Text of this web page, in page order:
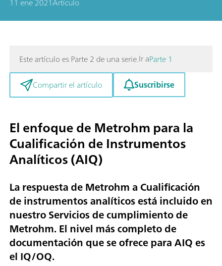
Este artículo es Parte 2 de una serie.Ir aParte 1
Compartir el artículo
Suscribirse
El enfoque de Metrohm para la
Cualificación de Instrumentos
Analíticos (AIQ)
La respuesta de Metrohm a Cualificación
de instrumentos analíticos está incluido en
nuestro Servicios de cumplimiento de
Metrohm. El nivel más completo de
documentación que se ofrece para AIQ es
el IQ/OQ.